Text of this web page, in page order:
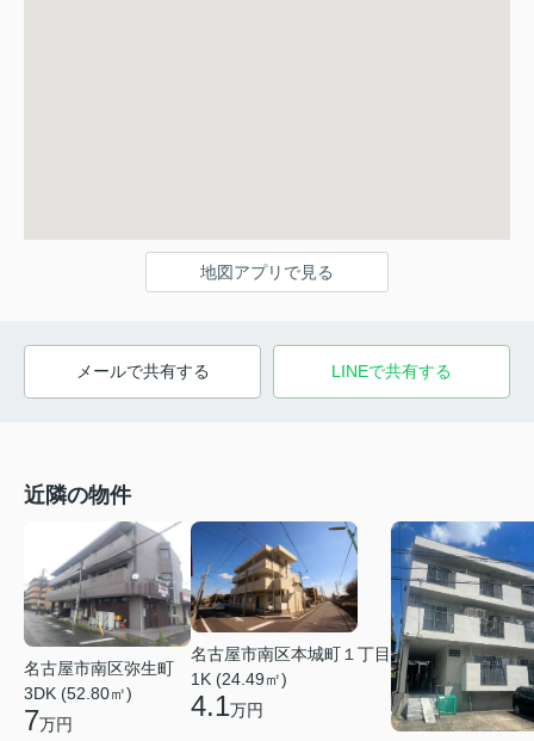
地図アプリで見る
メールで共有する LINEで共有する
近隣の物件
名古屋市南区弥生町
3DK (52.80㎡)
7万円
名古屋市南区本城町１丁目
1K (24.49㎡)
4.1万円